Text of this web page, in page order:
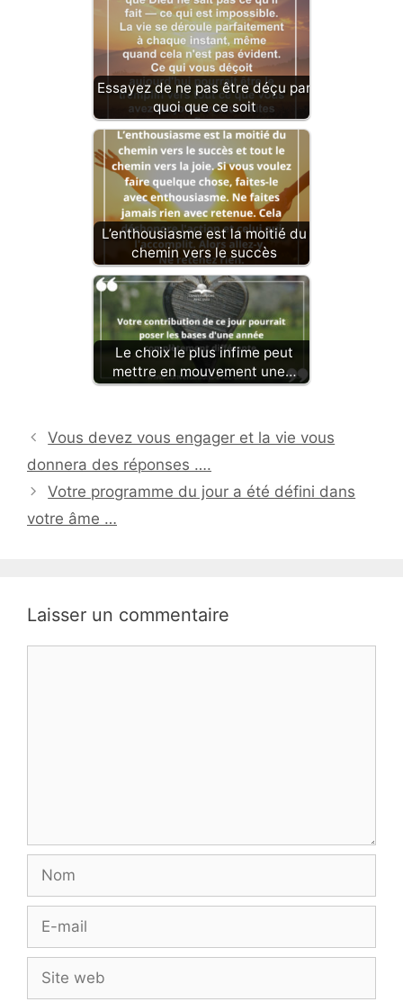
Essayez de ne pas être déçu par
quoi que ce soit
L’enthousiasme est la moitié du
chemin vers le succès
Le choix le plus infime peut
mettre en mouvement une…
Vous devez vous engager et la vie vous
donnera des réponses ….
Votre programme du jour a été défini dans
votre âme …
Laisser un commentaire
mail
web